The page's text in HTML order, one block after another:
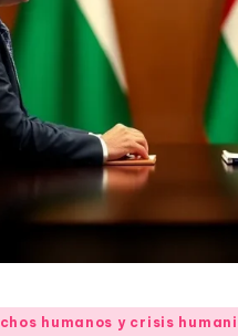
humanos y crisis